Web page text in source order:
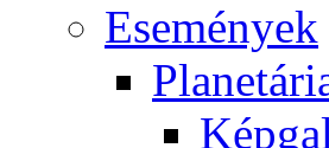
Ese­mé­nyek